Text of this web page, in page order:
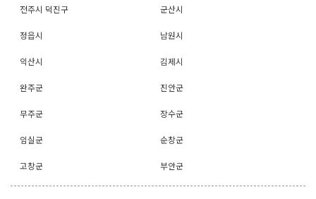
전주시 덕진구 군산시
정읍시 남원시
익산시 김제시
완주군 진안군
무주군 장수군
임실군 순창군
고창군 부안군